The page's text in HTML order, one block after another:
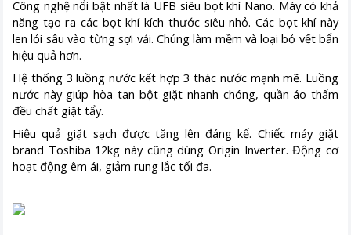
Công nghệ nổi bật nhất là UFB siêu bọt khí Nano. Máy có khả
năng tạo ra các bọt khí kích thước siêu nhỏ. Các bọt khí này
len lỏi sâu vào từng sợi vải. Chúng làm mềm và loại bỏ vết bẩn
hiệu quả hơn.
Hệ thống 3 luồng nước kết hợp 3 thác nước mạnh mẽ. Luồng
nước này giúp hòa tan bột giặt nhanh chóng, quần áo thấm
đều chất giặt tẩy.
Hiệu quả giặt sạch được tăng lên đáng kể. Chiếc máy giặt
brand Toshiba 12kg này cũng dùng Origin Inverter. Động cơ
hoạt động êm ái, giảm rung lắc tối đa.